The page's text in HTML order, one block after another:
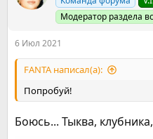
и
Модератор раздела
6 Июл 2021
FANTA написал(а):
Попробуй!
Боюсь... Тыква,